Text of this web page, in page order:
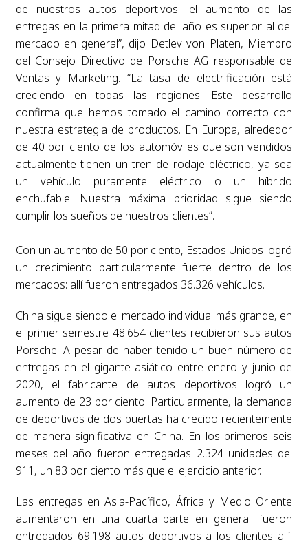
de nuestros autos deportivos: el aumento de las
entregas en la primera mitad del año es superior al del
mercado en general”, dijo Detlev von Platen, Miembro
del Consejo Directivo de Porsche AG responsable de
Ventas y Marketing. “La tasa de electrificación está
creciendo en todas las regiones. Este desarrollo
confirma que hemos tomado el camino correcto con
nuestra estrategia de productos. En Europa, alrededor
de 40 por ciento de los automóviles que son vendidos
actualmente tienen un tren de rodaje eléctrico, ya sea
un vehículo puramente eléctrico o un híbrido
enchufable. Nuestra máxima prioridad sigue siendo
cumplir los sueños de nuestros clientes”.
Con un aumento de 50 por ciento, Estados Unidos logró
un crecimiento particularmente fuerte dentro de los
mercados: allí fueron entregados 36.326 vehículos.
China sigue siendo el mercado individual más grande, en
el primer semestre 48.654 clientes recibieron sus autos
Porsche. A pesar de haber tenido un buen número de
entregas en el gigante asiático entre enero y junio de
2020, el fabricante de autos deportivos logró un
aumento de 23 por ciento. Particularmente, la demanda
de deportivos de dos puertas ha crecido recientemente
de manera significativa en China. En los primeros seis
meses del año fueron entregadas 2.324 unidades del
911, un 83 por ciento más que el ejercicio anterior.
Las entregas en Asia-Pacífico, África y Medio Oriente
aumentaron en una cuarta parte en general: fueron
entregados 69.198 autos deportivos a los clientes allí.